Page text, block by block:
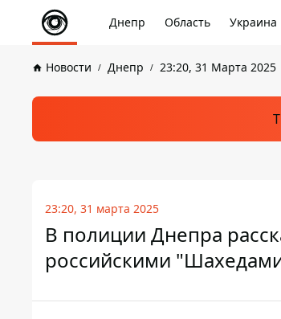
Днепр Область Украина
Новости Днепр 23:20, 31 Марта 2025
23:20, 31 марта 2025
В полиции Днепра
российскими